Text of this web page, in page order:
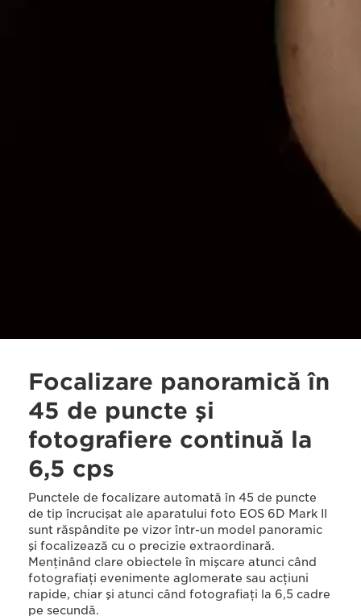
Focalizare panoramică în
45 de puncte şi
fotografiere continuă la
6,5 cps
Punctele de focalizare automată în 45 de puncte
de tip încrucişat ale aparatului foto EOS 6D Mark II
sunt răspândite pe vizor într-un model panoramic
şi focalizează cu o precizie extraordinară.
Menţinând clare obiectele în mişcare atunci când
fotografiaţi evenimente aglomerate sau acţiuni
rapide, chiar şi atunci când fotografiaţi la 6,5 cadre
pe secundă.